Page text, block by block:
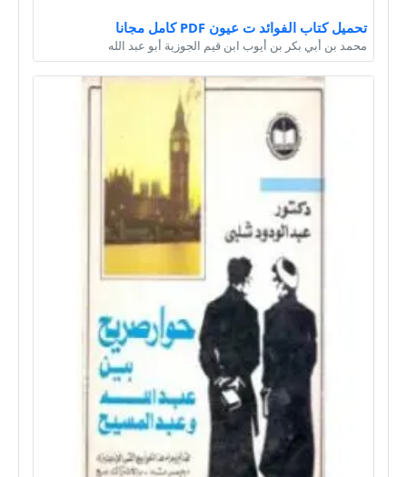
تحميل كتاب الفوائد ت عيون PDF كامل مجانا
محمد بن أبي بكر بن أيوب ابن قيم الجوزية أبو عبد الله